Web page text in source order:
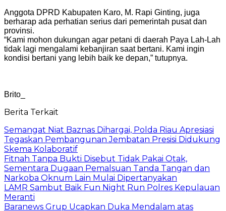
Anggota DPRD Kabupaten Karo, M. Rapi Ginting, juga
berharap ada perhatian serius dari pemerintah pusat dan
provinsi.
“Kami mohon dukungan agar petani di daerah Paya Lah-Lah
tidak lagi mengalami kebanjiran saat bertani. Kami ingin
kondisi bertani yang lebih baik ke depan,” tutupnya.
Brito_
Berita Terkait
Semangat Niat Baznas Dihargai, Polda Riau Apresiasi
Tegaskan Pembangunan Jembatan Presisi Didukung
Skema Kolaboratif
Fitnah Tanpa Bukti Disebut Tidak Pakai Otak,
Sementara Dugaan Pemalsuan Tanda Tangan dan
Narkoba Oknum Lain Mulai Dipertanyakan
LAMR Sambut Baik Fun Night Run Polres Kepulauan
Meranti
Baranews Grup Ucapkan Duka Mendalam atas